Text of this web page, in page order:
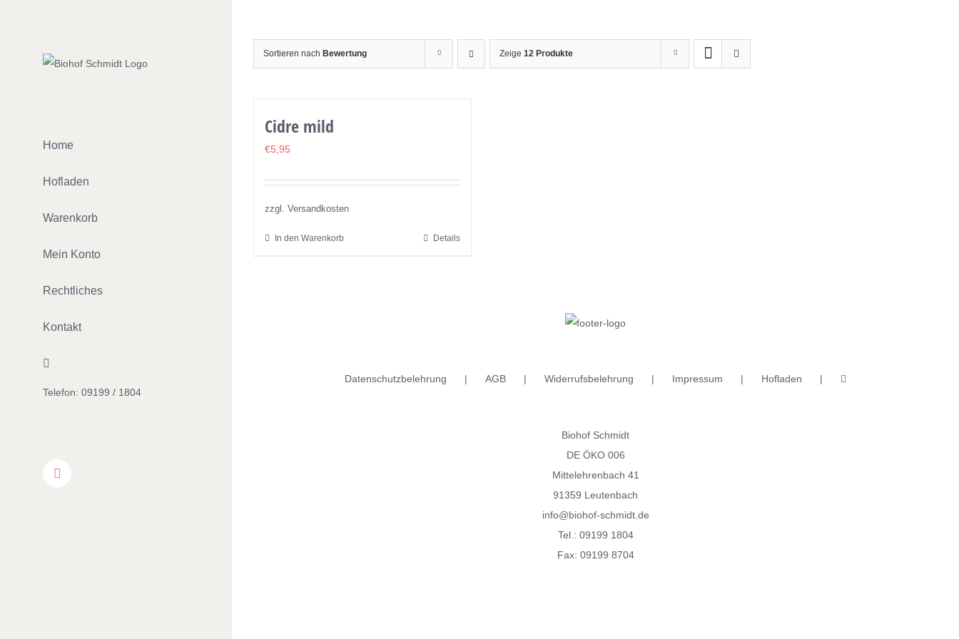
Home
Hofladen
Warenkorb
Mein Konto
Rechtliches
Kontakt
Facebook
Sortieren nach Bewertung Zeige 12 Produkte
Cidre mild
€5,95
zzgl. Versandkosten
In den Warenkorb Details
Datenschutzbelehrung AGB Widerrufsbelehrung Impressum Hofladen
Biohof Schmidt
DE ÖKO 006
Mittelehrenbach 41
91359 Leutenbach
info@biohof-schmidt.de
Tel.: 09199 1804
Fax: 09199 8704